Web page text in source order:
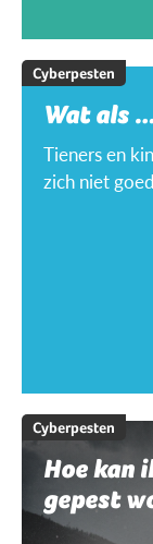
Cyberpesten
Wat als
Tieners en
zich niet
Cyberpesten
Hoe kan
gepest